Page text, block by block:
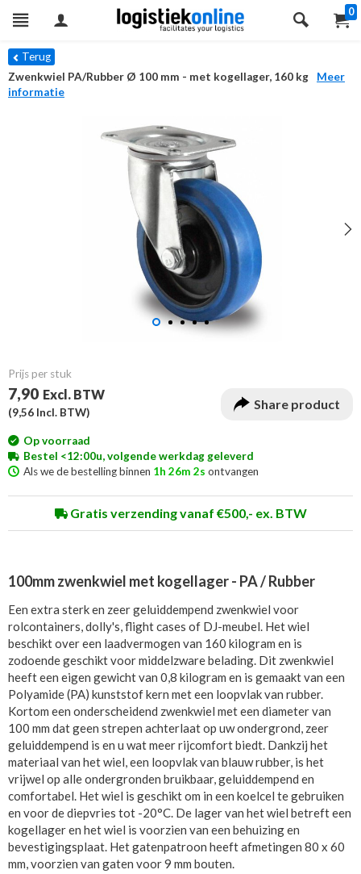
0
Terug
Zwenkwiel PA/Rubber Ø 100 mm - met kogellager, 160 kg
Meer
informatie
Prijs per stuk
7,90 Excl. BTW
(9,56 Incl. BTW)
Share product
Op voorraad
Bestel <12:00u, volgende werkdag geleverd
Als we de bestelling binnen 1h 26m 1s ontvangen
Gratis verzending vanaf €500,- ex. BTW
100mm zwenkwiel met kogellager - PA / Rubber
Een extra sterk en zeer geluiddempend zwenkwiel voor
rolcontainers, dolly's, flight cases of DJ-meubel. Het wiel
beschikt over een laadvermogen van 160 kilogram en is
zodoende geschikt voor middelzware belading. Dit zwenkwiel
heeft een eigen gewicht van 0,8 kilogram en is gemaakt van een
Polyamide (PA) kunststof kern met een loopvlak van rubber.
Kortom een onderscheidend zwenkwiel met een diameter van
100 mm dat geen strepen achterlaat op uw ondergrond, zeer
geluiddempend is en u wat meer rijcomfort biedt. Dankzij het
materiaal van het wiel, een loopvlak van blauw rubber, is het
vrijwel op alle ondergronden bruikbaar, geluiddempend en
comfortabel. Het wiel is geschikt om in een koelcel te gebruiken
en voor de diepvries tot -20°C. De lager van het wiel betreft een
kogellager en het wiel is voorzien van een behuizing en
bevestigingsplaat. Het gatenpatroon heeft afmetingen 80 x 60
mm, voorzien van gaten voor 9 mm bouten.